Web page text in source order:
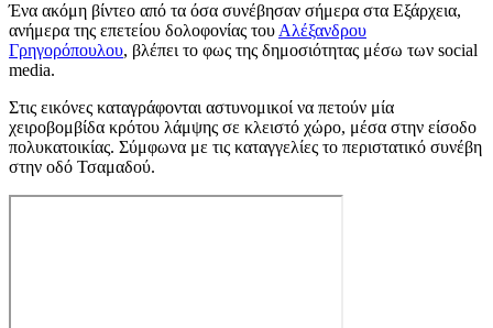
Ένα ακόμη βίντεο από τα όσα συνέβησαν σήμερα στα Εξάρχεια,
ανήμερα της επετείου δολοφονίας του Αλέξανδρου
Γρηγορόπουλου, βλέπει το φως της δημοσιότητας μέσω των social
media.
Στις εικόνες καταγράφονται αστυνομικοί να πετούν μία
χειροβομβίδα κρότου λάμψης σε κλειστό χώρο, μέσα στην είσοδο
πολυκατοικίας. Σύμφωνα με τις καταγγελίες το περιστατικό συνέβη
στην οδό Τσαμαδού.